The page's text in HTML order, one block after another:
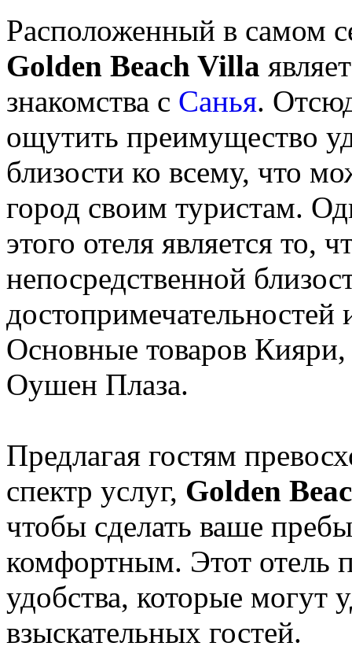
Расположенный в самом
Golden Beach Villa
знакомства с Санья.
ощутить преимущество
близости ко всему, что
город своим туристам.
этого отеля является то,
непосредственной
достопримечательностей
Основные товаров
Оушен Плаза.
Предлагая гостям
спектр услуг, Golden
чтобы сделать ваше
комфортным. Этот отель
удобства, которые могут
взыскательных гостей.